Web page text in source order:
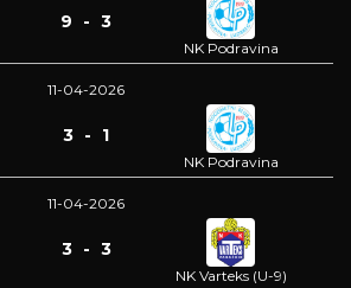
9 - 3
NK Podravina
11-04-2026
3 - 1
NK Podravina
11-04-2026
3 - 3
NK Varteks (U-9)